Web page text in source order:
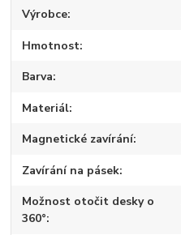
Výrobce
Hmotnost
Barva
Materiál
Magnetické zavírání
Zavírání na pásek
Možnost otočit desky o
360°